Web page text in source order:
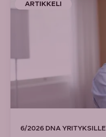
ARTIKKELI
6/2026 DNA YRITYKSILLE